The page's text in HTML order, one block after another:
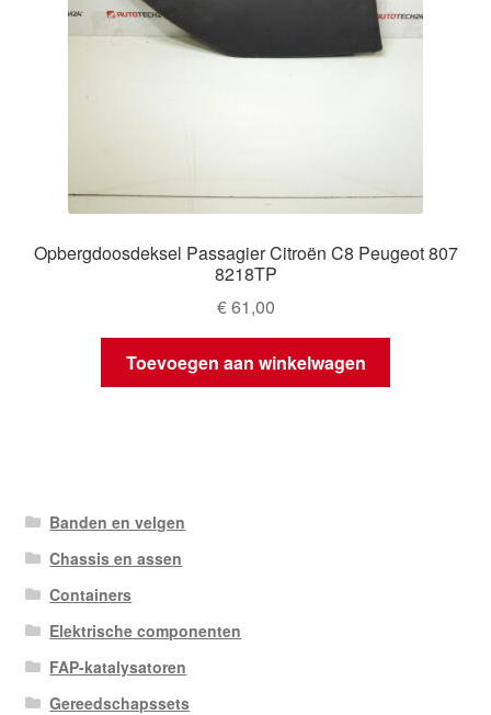
Opbergdoosdeksel Passagier Citroën C8 Peugeot 807
8218TP
€61,00
Toevoegen aan winkelwagen
Banden en velgen
Chassis en assen
Containers
Elektrische componenten
FAP-katalysatoren
Gereedschapssets